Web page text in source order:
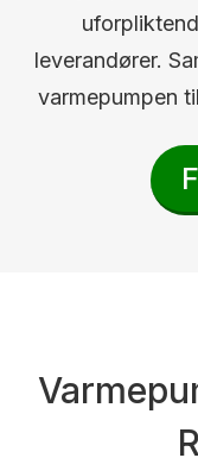
leverandører.
varmepumpen